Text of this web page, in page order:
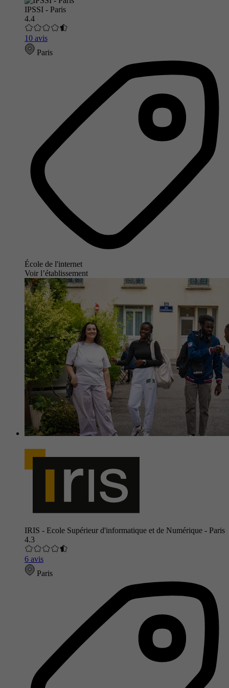
IPSSI - Paris
4.4
10 avis
Paris
École de l'internet
Voir l’établissement
IRIS - Ecole Supérieur d'informatique et de Numérique - Paris
4.3
6 avis
Paris